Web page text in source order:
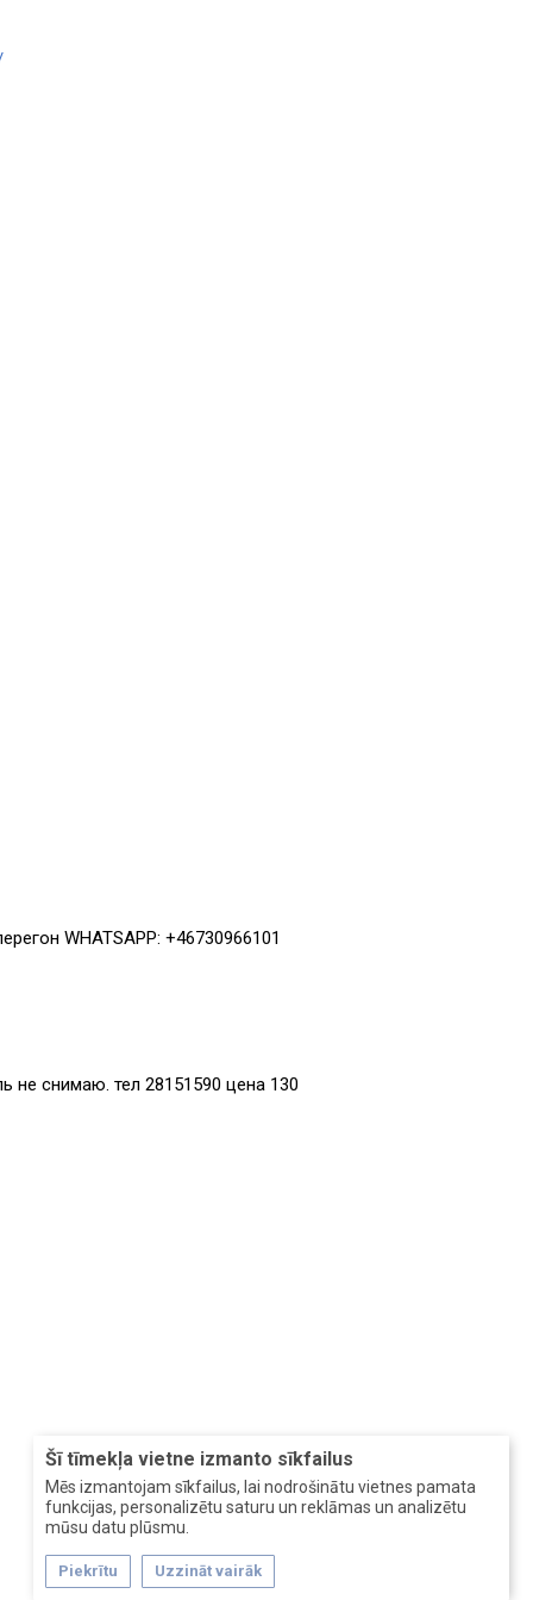
Šī tīmekļa vietne izmanto sīkfailus
Mēs izmantojam sīkfailus, lai nodrošinātu vietnes pamata
funkcijas, personalizētu saturu un reklāmas un analizētu
mūsu datu plūsmu.
Piekrītu Uzzināt vairāk
WHATSAPP: +46730966101
не снимаю. тел 28151590 цена 130